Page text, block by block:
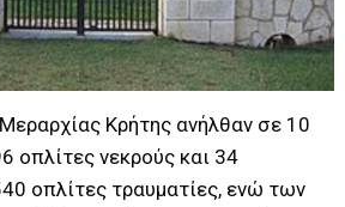
Κρήτης ανήλθαν σε 10
οπλίτες νεκρούς και 34
οπλίτες τραυματίες, ενώ των